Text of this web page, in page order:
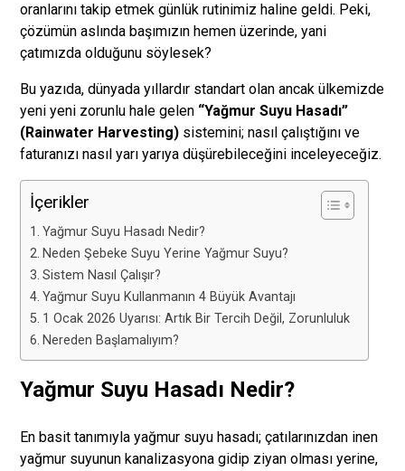
oranlarını takip etmek günlük rutinimiz haline geldi. Peki,
çözümün aslında başımızın hemen üzerinde, yani
çatımızda olduğunu söylesek?
Bu yazıda, dünyada yıllardır standart olan ancak ülkemizde
yeni yeni zorunlu hale gelen “Yağmur Suyu Hasadı”
(Rainwater Harvesting) sistemini; nasıl çalıştığını ve
faturanızı nasıl yarı yarıya düşürebileceğini inceleyeceğiz.
İçerikler
Yağmur Suyu Hasadı Nedir?
Neden Şebeke Suyu Yerine Yağmur Suyu?
Sistem Nasıl Çalışır?
Yağmur Suyu Kullanmanın 4 Büyük Avantajı
1 Ocak 2026 Uyarısı: Artık Bir Tercih Değil, Zorunluluk
Nereden Başlamalıyım?
Yağmur Suyu Hasadı Nedir?
En basit tanımıyla yağmur suyu hasadı; çatılarınızdan inen
yağmur suyunun kanalizasyona gidip ziyan olması yerine,